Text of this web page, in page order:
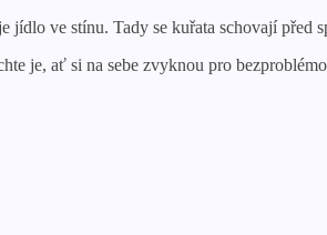
ve stínu. Tady se kuřata schovají před
je, ať si na sebe zvyknou pro